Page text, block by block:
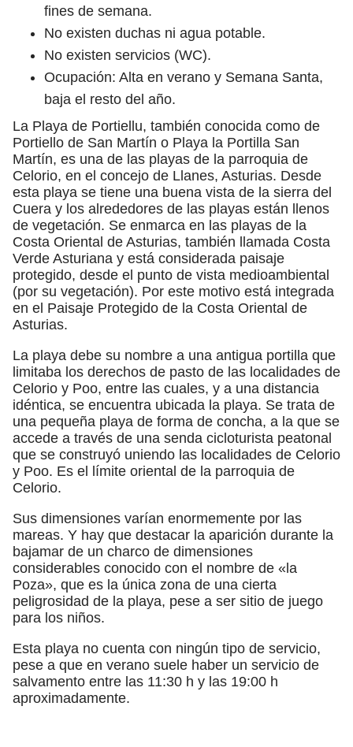
fines de semana.
No existen duchas ni agua potable.
No existen servicios (WC).
Ocupación: Alta en verano y Semana Santa,
baja el resto del año.
La Playa de Portiellu, también conocida como de
Portiello de San Martín o Playa la Portilla San
Martín, es una de las playas de la parroquia de
Celorio, en el concejo de Llanes, Asturias. Desde
esta playa se tiene una buena vista de la sierra del
Cuera y los alrededores de las playas están llenos
de vegetación.​ Se enmarca en las playas de la
Costa Oriental de Asturias, también llamada Costa
Verde Asturiana y está considerada paisaje
protegido, desde el punto de vista medioambiental
(por su vegetación). Por este motivo está integrada
en el Paisaje Protegido de la Costa Oriental de
Asturias.
La playa debe su nombre a una antigua portilla que
limitaba los derechos de pasto de las localidades de
Celorio y Poo, entre las cuales, y a una distancia
idéntica, se encuentra ubicada la playa. Se trata de
una pequeña playa de forma de concha, a la que se
accede a través de una senda cicloturista peatonal
que se construyó uniendo las localidades de Celorio
y Poo. Es el límite oriental de la parroquia de
Celorio.
Sus dimensiones varían enormemente por las
mareas. Y hay que destacar la aparición durante la
bajamar de un charco de dimensiones
considerables conocido con el nombre de «la
Poza», que es la única zona de una cierta
peligrosidad de la playa, pese a ser sitio de juego
para los niños.
Esta playa no cuenta con ningún tipo de servicio,
pese a que en verano suele haber un servicio de
salvamento entre las 11:30 h y las 19:00 h
aproximadamente.